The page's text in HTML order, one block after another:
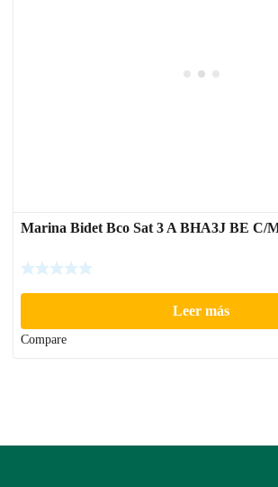
Marina Bidet Bco Sat 3 A BHA3J BE C/
Leer más
Compare